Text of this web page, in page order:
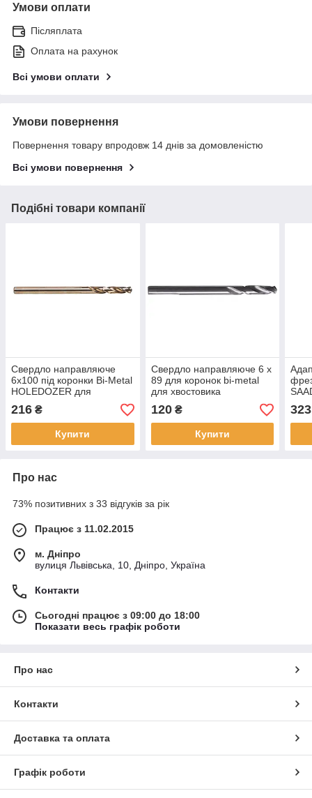
Умови оплати
Післяплата
Оплата на рахунок
Всі умови оплати
Умови повернення
Повернення товару впродовж 14 днів за домовленістю
Всі умови повернення
Подібні товари компанії
Свердло направляюче
6х100 під коронки Bi-Metal
HOLEDOZER для
хвостовика
49567140/49566950
216 ₴
Купити
Свердло направляюче 6 х
89 для коронок bi-metal
для хвостовика
49567140/49566950 (1 шт)
120₴
Купити
323
Про нас
73% позитивних з 33 відгуків за рік
Працює з 11.02.2015
м. Дніпро
вулиця Львівська, 10, Дніпро, Україна
Контакти
Сьогодні працює з 09:00 до 18:00
Показати весь графік роботи
Про нас
Контакти
Доставка та оплата
Графік роботи